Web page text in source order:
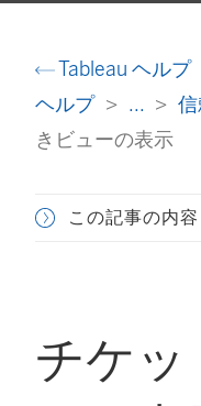
Tableau ヘルプ
ヘルプ
...
きビューの表示
この記事の内容
チケッ